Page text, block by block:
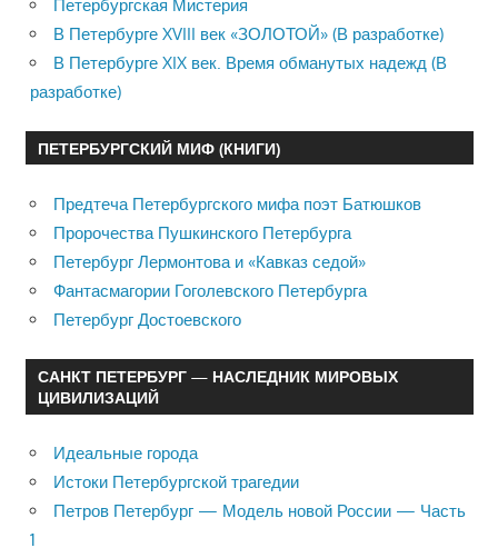
Петербургская Мистерия
В Петербурге XVIII век «ЗОЛОТОЙ» (В разработке)
В Петербурге XIX век. Время обманутых надежд (В
разработке)
ПЕТЕРБУРГСКИЙ МИФ (КНИГИ)
Предтеча Петербургского мифа поэт Батюшков
Пророчества Пушкинского Петербурга
Петербург Лермонтова и «Кавказ седой»
Фантасмагории Гоголевского Петербурга
Петербург Достоевского
САНКТ ПЕТЕРБУРГ — НАСЛЕДНИК МИРОВЫХ
ЦИВИЛИЗАЦИЙ
Идеальные города
Истоки Петербургской трагедии
Петров Петербург — Модель новой России — Часть
1